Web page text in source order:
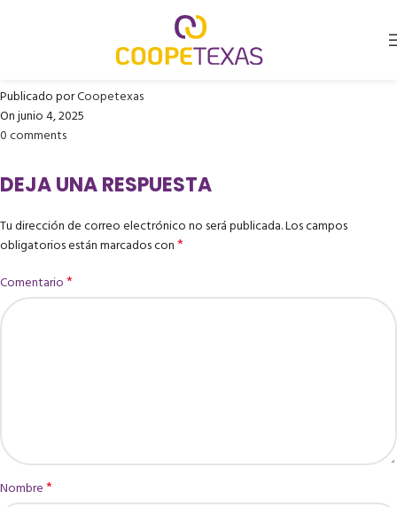
CLINICA INTEGRA MEDICA
COLOMBIA S.A.
Publicado porCoopetexas
On junio 4, 2025
0comments
DEJA UNA RESPUESTA
Tu dirección de correo electrónico no será publicada.Los campos
obligatorios están marcados con*
Comentario*
Nombre*